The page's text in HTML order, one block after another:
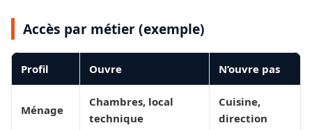
Accès par métier (exemple)
Profil Ouvre N’ouvre pas
Ménage
Chambres, local
technique
Cuisine,
direction